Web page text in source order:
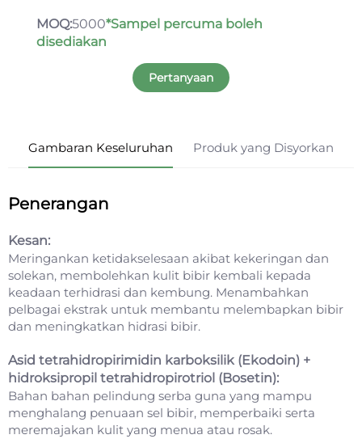
MOQ:5000*Sampel percuma boleh
disediakan
Pertanyaan
Gambaran Keseluruhan Produk yang Disyorkan
Penerangan
Kesan:
Meringankan ketidakselesaan akibat kekeringan dan
solekan, membolehkan kulit bibir kembali kepada
keadaan terhidrasi dan kembung. Menambahkan
pelbagai ekstrak untuk membantu melembapkan bibir
dan meningkatkan hidrasi bibir.
Asid tetrahidropirimidin karboksilik (Ekodoin) +
hidroksipropil tetrahidropirotriol (Bosetin):
Bahan bahan pelindung serba guna yang mampu
menghalang penuaan sel bibir, memperbaiki serta
meremajakan kulit yang menua atau rosak.